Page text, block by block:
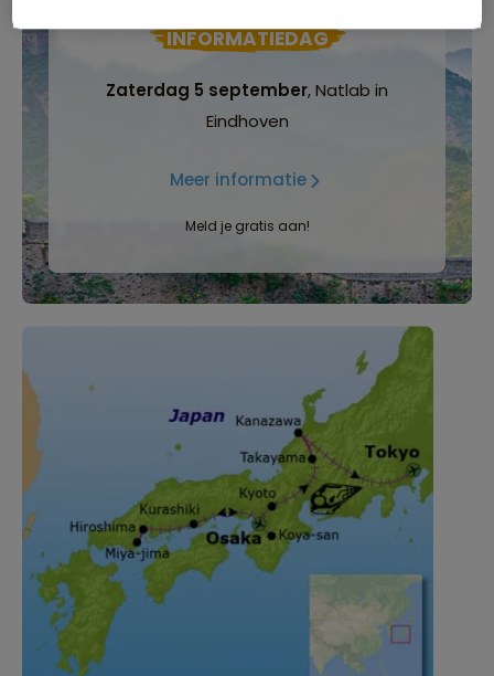
INFORMATIEDAG
Zaterdag 5 september, Natlab in
Eindhoven
Meer informatie
Meld je gratis aan!